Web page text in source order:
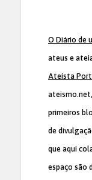
O Diário de
ateus e
Ateísta
primeiros
de
que aqui
espaço são